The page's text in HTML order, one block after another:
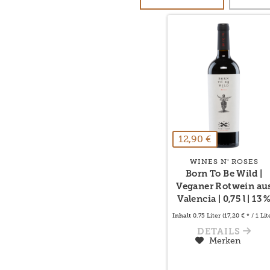
12,90 €
WINES N' ROSES
Born To Be Wild |
Veganer Rotwein
Valencia | 0,75 l | 13 %
Inhalt 0.75 Liter (17,20 € * / 1
DETAILS
Merken